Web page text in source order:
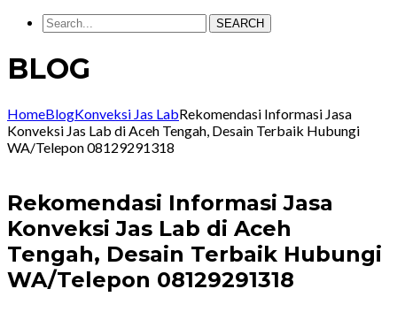
SEARCH
BLOG
HomeBlogKonveksi Jas LabRekomendasi Informasi Jasa
Konveksi Jas Lab di Aceh Tengah, Desain Terbaik Hubungi
WA/Telepon 08129291318
Rekomendasi Informasi Jasa
Konveksi Jas Lab di Aceh
Tengah, Desain Terbaik Hubungi
WA/Telepon 08129291318